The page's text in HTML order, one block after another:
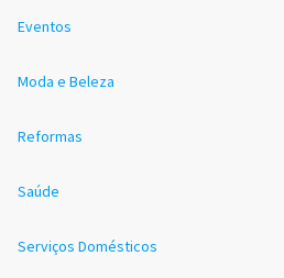
Eventos
Moda e Beleza
Reformas
Saúde
Serviços Domésticos